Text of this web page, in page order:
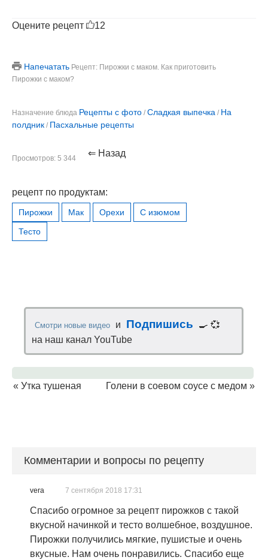
Оцените рецепт 12
Напечатать Рецепт: Пирожки с маком. Как приготовить
Пирожки с маком?
Назначение блюда Рецепты с фото / Сладкая выпечка / На
полдник / Пасхальные рецепты
Просмотров: 5 344 ⇐ Назад
рецепт по продуктам:
Пирожки Мак Орехи
С изюмом
Тесто
Смотри новые видео и Подпишись
🍳 💞
на наш канал YouTube
« Утка тушеная Голени в соевом соусе с медом »
Комментарии и вопросы по рецепту
vera 7 сентября 2018 17:31
Спасибо огромное за рецепт пирожков с такой
вкусной начинкой и тесто волшебное, воздушное.
Пирожки получились мягкие, пушистые и очень
вкусные. Нам очень понравились. Спасибо еще